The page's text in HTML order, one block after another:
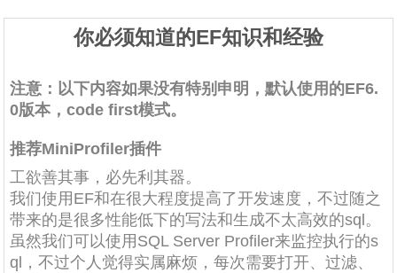
你必须知道的EF知识和经验
注意：以下内容如果没有特别申明，默认使用的EF6.
0版本，code first模式。
推荐MiniProfiler插件
工欲善其事，必先利其器。
我们使用EF和在很大程度提高了开发速度，不过随之
带来的是很多性能低下的写法和生成不太高效的sql。
虽然我们可以使用SQL Server Profiler来监控执行的s
ql，不过个人觉得实属麻烦，每次需要打开、过滤、